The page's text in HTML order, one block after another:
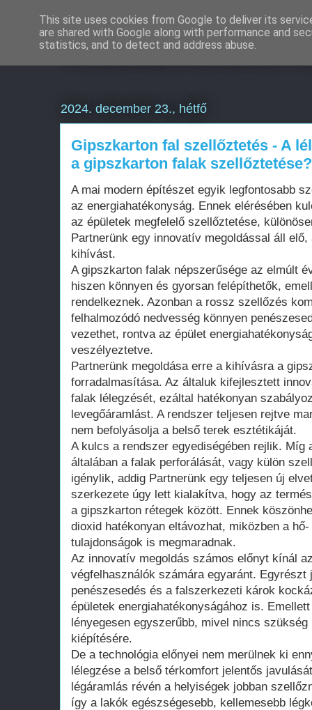
Weboldal készítés
2024. december 23., hétfő
Gipszkarton fal szellőztetés - A
a gipszkarton falak szellőztetése?
A mai modern építészet egyik legfontosabb
az energiahatékonyság. Ennek elérésében
az épületek megfelelő szellőztetése,
Partnerünk egy innovatív megoldással áll
kihívást.
A gipszkarton falak népszerűsége az elmúlt
hiszen könnyen és gyorsan felépíthetők,
rendelkeznek. Azonban a rossz szellőzés
felhalmozódó nedvesség könnyen
vezethet, rontva az épület
veszélyeztetve.
Partnerünk megoldása erre a kihívásra a
forradalmasítása. Az általuk kifejlesztett
falak lélegzését, ezáltal hatékonyan
levegőáramlást. A rendszer teljesen rejtve
nem befolyásolja a belső terek esztétikáját.
A kulcs a rendszer egyediségében rejlik. Míg
általában a falak perforálását, vagy külön
igénylik, addig Partnerünk egy teljesen új
szerkezete úgy lett kialakítva, hogy az
a gipszkarton rétegek között. Ennek
dioxid hatékonyan eltávozhat, miközben a
tulajdonságok is megmaradnak.
Az innovatív megoldás számos előnyt kínál
végfelhasználók számára egyaránt. Egyrészt
penészesedés és a falszerkezeti károk
épületek energiahatékonyságához is.
lényegesen egyszerűbb, mivel nincs
kiépítésére.
De a technológia előnyei nem merülnek ki
lélegzése a belső térkomfort jelentős
légáramlás révén a helyiségek jobban
így a lakók egészségesebb, kellemesebb
This site uses cookies from Google to deliver its
are shared with Google along with performance and
statistics, and to detect and address abuse.